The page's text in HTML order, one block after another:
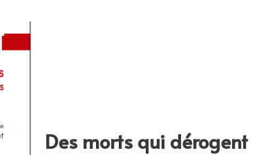
Des morts qui dérogent